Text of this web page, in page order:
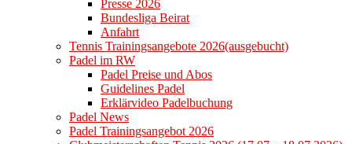
Presse 2026
Bundesliga Beirat
Anfahrt
Tennis Trainingsangebote 2026(ausgebucht)
Padel im RW
Padel Preise und Abos
Guidelines Padel
Erklärvideo Padelbuchung
Padel News
Padel Trainingsangebot 2026